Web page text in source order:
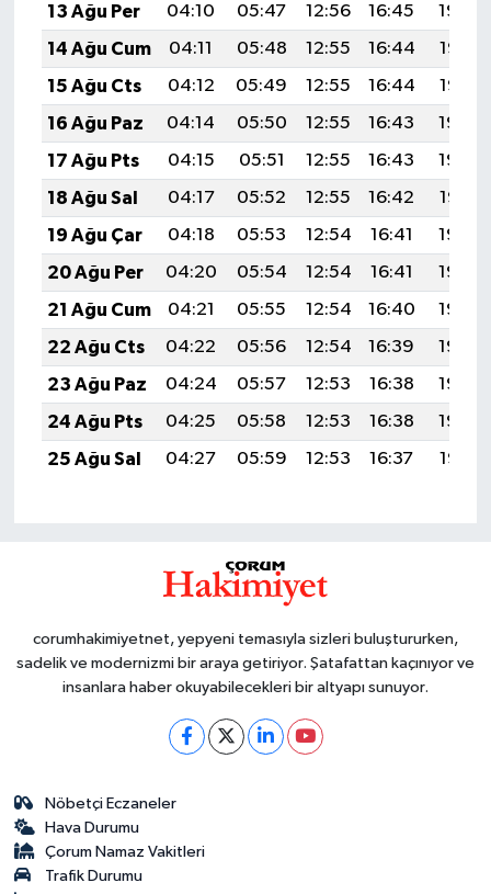
13 Ağu Per
04:10 05:47 12:56 16:45
19:54
14 Ağu Cum
04:11 05:48 12:55 16:44
19:53
15 Ağu Cts
04:12 05:49 12:55 16:44
19:52
16 Ağu Paz
04:14 05:50 12:55 16:43
19:50
17 Ağu Pts
04:15 05:51 12:55 16:43
19:49
18 Ağu Sal
04:17 05:52 12:55 16:42
19:47
19 Ağu Çar
04:18 05:53 12:54 16:41
19:46
20 Ağu Per
04:20 05:54 12:54 16:41
19:44
21 Ağu Cum
04:21 05:55 12:54 16:40
19:43
22 Ağu Cts
04:22 05:56 12:54 16:39
19:42
23 Ağu Paz
04:24 05:57 12:53 16:38
19:40
24 Ağu Pts
04:25 05:58 12:53 16:38
19:39
25 Ağu Sal
04:27 05:59 12:53 16:37 19:37
corumhakimiyetnet, yepyeni temasıyla sizleri buluştururken,
sadelik ve modernizmi bir araya getiriyor. Şatafattan kaçınıyor ve
insanlara haber okuyabilecekleri bir altyapı sunuyor.
Nöbetçi Eczaneler
Hava Durumu
Çorum Namaz Vakitleri
Trafik Durumu